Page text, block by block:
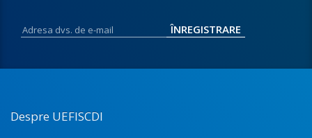
Despre UEFISCDI